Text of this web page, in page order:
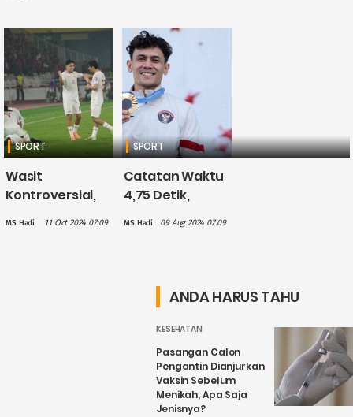
SPORT
Wasit
Kontroversial,
MS Hadi 11 Oct 2024 07:09
SPORT
Catatan Waktu
4,75 Detik,
Leonardo Raih
MS Hadi 09 Aug 2024 07:09
ANDA HARUS TAHU
KESEHATAN
Pasangan Calon
Pengantin Dianjurkan
Vaksin Sebelum
Menikah, Apa Saja
Jenisnya?